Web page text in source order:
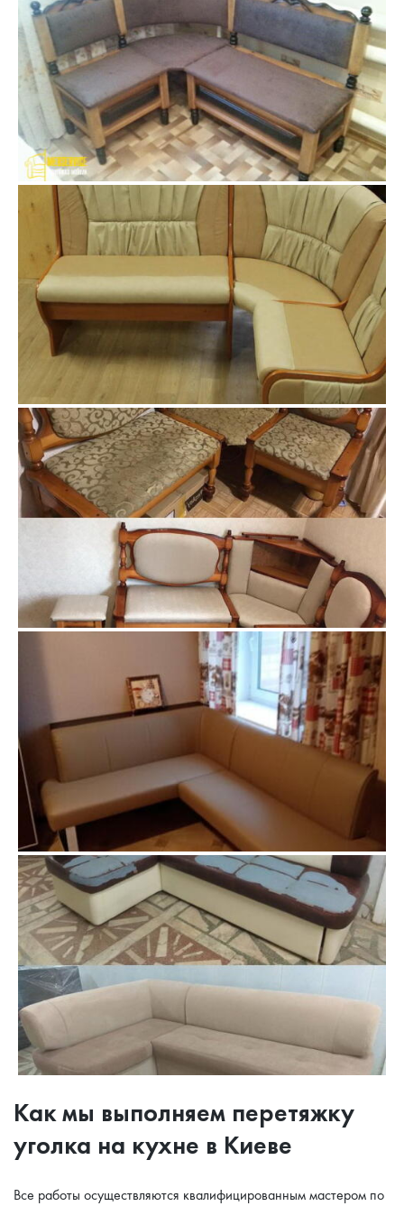
Как мы выполняем перетяжку
уголка на кухне в Киеве
Все работы осуществляются квалифицированным мастером по